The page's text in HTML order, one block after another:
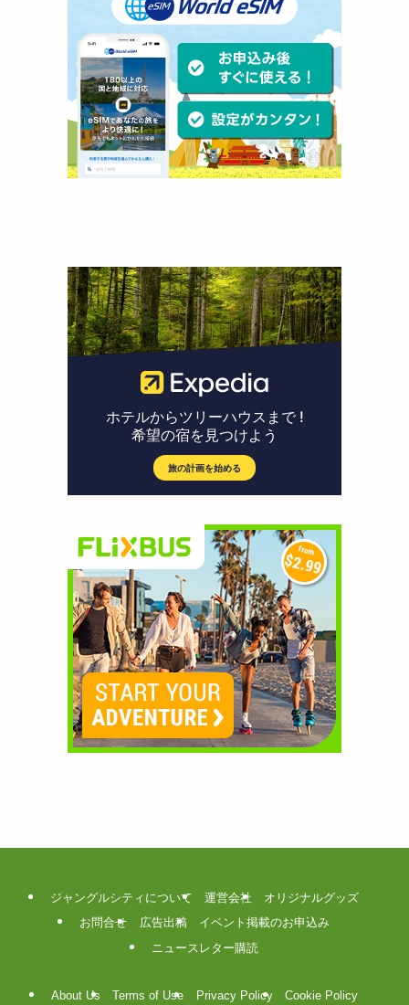
ジャングルシティについて 運営会社
オリジナルグッズ
お問合せ
広告出稿
イベント掲載のお申込み
ニュースレター購読
About Us Terms of Use Privacy Policy Cookie Policy